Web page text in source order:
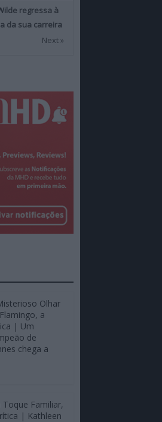
regressa à
da sua carreira
Next »
Olhar
a
| Um
de
chega a
Toque Familiar,
| Kathleen